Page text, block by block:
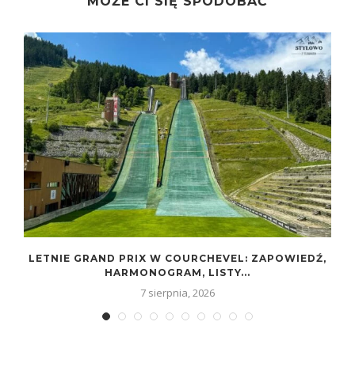
LETNIE GRAND PRIX W COURCHEVEL: ZAPOWIEDŹ,
HARMONOGRAM, LISTY...
7 sierpnia, 2026